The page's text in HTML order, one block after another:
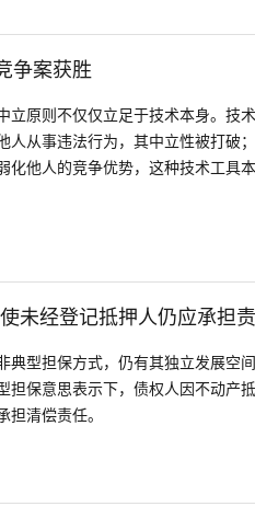
争案获胜
原则不仅仅立足于技术本身。技
从事违法行为，其中立性被打破
他人的竞争优势，这种技术工具
未经登记抵押人仍应承担
型担保方式，仍有其独立发展空
保意思表示下，债权人因不动产
清偿责任。